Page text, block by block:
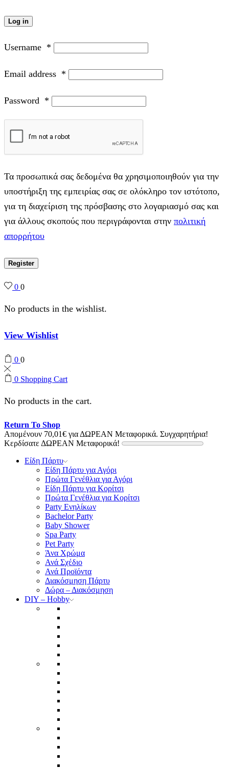
Log in
Username *
Email address *
Password *
Τα προσωπικά σας δεδομένα θα χρησιμοποιηθούν για την
υποστήριξη της εμπειρίας σας σε ολόκληρο τον ιστότοπο,
για τη διαχείριση της πρόσβασης στο λογαριασμό σας και
για άλλους σκοπούς που περιγράφονται στην πολιτική
απορρήτου
Register
0 0
No products in the wishlist.
View Wishlist
0 0
0 Shopping Cart
No products in the cart.
Return To Shop
Απομένουν 70,01€ για ΔΩΡΕΑΝ Μεταφορικά. Συγχαρητήρια!
Κερδίσατε ΔΩΡΕΑΝ Μεταφορικά!
Είδη Πάρτυ
Είδη Πάρτυ για Αγόρι
Πρώτα Γενέθλια για Αγόρι
Είδη Πάρτυ για Κορίτσι
Πρώτα Γενέθλια για Κορίτσι
Party Ενηλίκων
Bachelor Party
Baby Shower
Spa Party
Pet Party
Άνα Χρώμα
Ανά Σχέδιο
Ανά Προϊόντα
Διακόσμηση Πάρτυ
Δώρα – Διακόσμηση
DIY – Hobby